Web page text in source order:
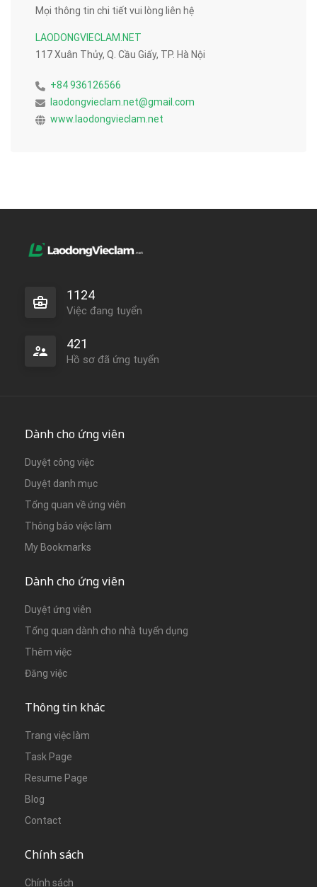
Mọi thông tin chi tiết vui lòng liên hệ
LAODONGVIECLAM.NET
117 Xuân Thủy, Q. Cầu Giấy, TP. Hà Nội
+84 936126566
laodongvieclam.net@gmail.com
www.laodongvieclam.net
1124
Việc đang tuyển
421
Hồ sơ đã ứng tuyển
Dành cho ứng viên
Duyệt công việc
Duyệt danh mục
Tổng quan về ứng viên
Thông báo việc làm
My Bookmarks
Dành cho ứng viên
Duyệt ứng viên
Tổng quan dành cho nhà tuyển dụng
Thêm việc
Đăng việc
Thông tin khác
Trang việc làm
Task Page
Resume Page
Blog
Contact
Chính sách
Chính sách